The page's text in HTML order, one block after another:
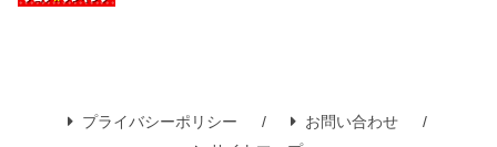
プライバシーポリシー
お問い合わせ